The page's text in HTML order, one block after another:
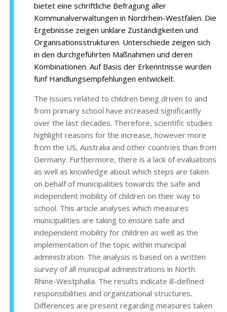
bietet eine schriftliche Befragung aller
Kommunalverwaltungen in Nordrhein-Westfalen. Die
Ergebnisse zeigen unklare Zuständigkeiten und
Organisationsstrukturen. Unterschiede zeigen sich
in den durchgeführten Maßnahmen und deren
Kombinationen. Auf Basis der Erkenntnisse wurden
fünf Handlungsempfehlungen entwickelt.
The issues related to children being driven to and
from primary school have increased significantly
over the last decades. Therefore, scientific studies
highlight reasons for the increase, however more
from the US, Australia and other countries than from
Germany. Furthermore, there is a lack of evaluations
as well as knowledge about which steps are taken
on behalf of municipalities towards the safe and
independent mobility of children on their way to
school. This article analyses which measures
municipalities are taking to ensure safe and
independent mobility for children as well as the
implementation of the topic within municipal
administration. The analysis is based on a written
survey of all municipal administrations in North
Rhine-Westphalia. The results indicate ill-defined
responsibilities and organizational structures.
Differences are present regarding measures taken